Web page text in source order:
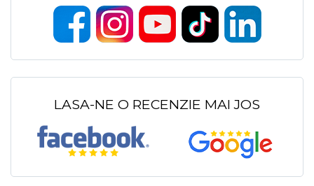
LASA-NE O RECENZIE MAI JOS